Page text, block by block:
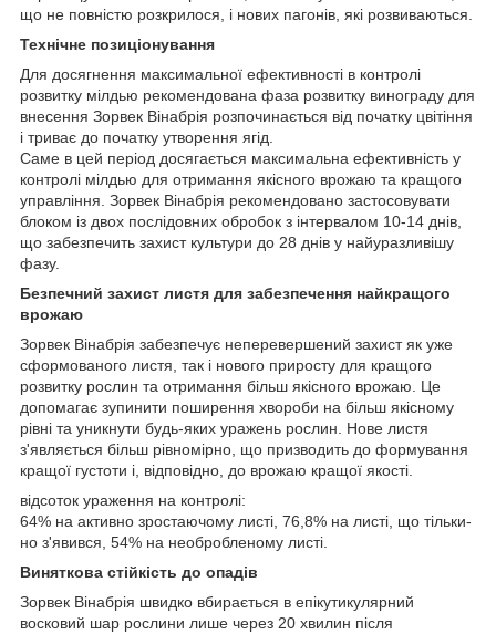
що не повністю розкрилося, і нових пагонів, які розвиваються.
Технічне позиціонування
Для досягнення максимальної ефективності в контролі
розвитку мілдью рекомендована фаза розвитку винограду для
внесення Зорвек Вінабрія розпочинається від початку цвітіння
і триває до початку утворення ягід.
Саме в цей період досягається максимальна ефективність у
контролі мілдью для отримання якісного врожаю та кращого
управління. Зорвек Вінабрія рекомендовано застосовувати
блоком із двох послідовних обробок з інтервалом 10-14 днів,
що забезпечить захист культури до 28 днів у найуразливішу
фазу.
Безпечний захист листя для забезпечення найкращого
врожаю
Зорвек Вінабрія забезпечує неперевершений захист як уже
сформованого листя, так і нового приросту для кращого
розвитку рослин та отримання більш якісного врожаю. Це
допомагає зупинити поширення хвороби на більш якісному
рівні та уникнути будь-яких уражень рослин. Нове листя
з'являється більш рівномірно, що призводить до формування
кращої густоти і, відповідно, до врожаю кращої якості.
відсоток ураження на контролі:
64% на активно зростаючому листі, 76,8% на листі, що тільки-
но з'явився, 54% на необробленому листі.
Виняткова стійкість до опадів
Зорвек Вінабрія швидко вбирається в епікутикулярний
восковий шар рослини лише через 20 хвилин після